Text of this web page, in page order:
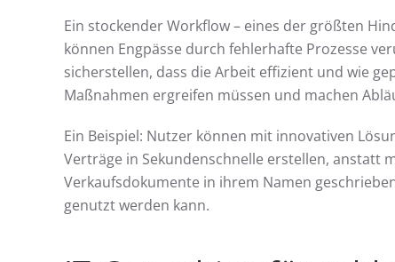
Ein stockender Workflow – eines der größten
können Engpässe durch fehlerhafte Prozesse
sicherstellen, dass die Arbeit effizient und wie
Maßnahmen ergreifen müssen und machen
Ein Beispiel: Nutzer können mit innovativen
Verträge in Sekundenschnelle erstellen, anstatt
Verkaufsdokumente in ihrem Namen
genutzt werden kann.